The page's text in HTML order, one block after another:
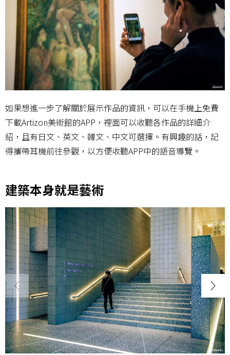
如果想進一步了解關於展示作品的資訊，可以在手機上免費
下載Artizon美術館的APP，裡面可以收聽各作品的詳細介
紹，且有日文、英文、韓文、中文可選擇。有興趣的話，記
得攜帶耳機前往參觀，以方便收聽APP中的語音導覽。
建築本身就是藝術